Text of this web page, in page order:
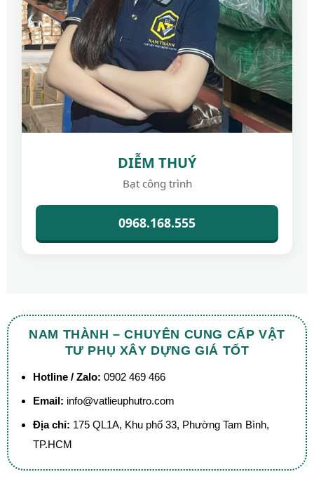
DIỄM THUÝ
Bạt công trình
0968.168.555
NAM THÀNH – CHUYÊN CUNG CẤP VẬT
TƯ PHỤ XÂY DỰNG GIÁ TỐT
Hotline / Zalo: 0902 469 466
Email: info@vatlieuphutro.com
Địa chỉ: 175 QL1A, Khu phố 33, Phường Tam Bình,
TP.HCM